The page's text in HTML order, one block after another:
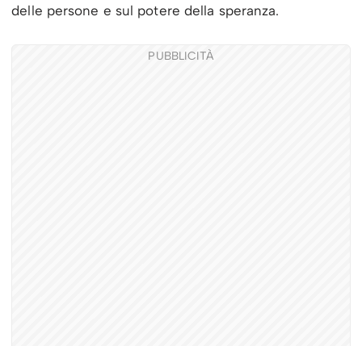
delle persone e sul potere della speranza.
PUBBLICITÀ